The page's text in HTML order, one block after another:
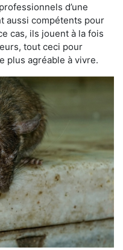
d’une
aussi compétents pour
cas, ils jouent à la fois
tout ceci pour
plus agréable à vivre.